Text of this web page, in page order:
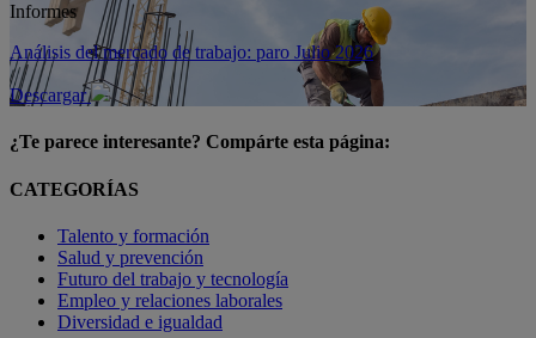
Informes
Análisis del mercado de trabajo: paro Julio 2026
Descargar
¿Te parece interesante? Compárte esta página:
CATEGORÍAS
Talento y formación
Salud y prevención
Futuro del trabajo y tecnología
Empleo y relaciones laborales
Diversidad e igualdad